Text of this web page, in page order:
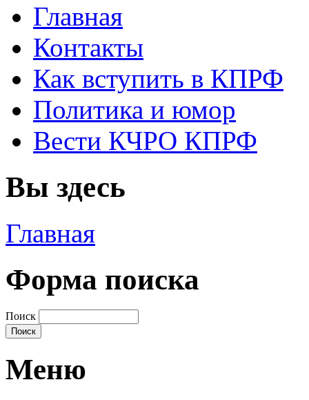
Главная
Контакты
Как вступить в КПРФ
Политика и юмор
Вести КЧРО КПРФ
Вы здесь
Главная
Форма поиска
Поиск
Меню